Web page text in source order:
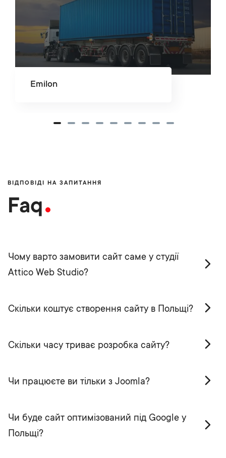
Emilon
Faq
ВІДПОВІДІ НА ЗАПИТАННЯ
Чому варто замовити сайт саме у студії
Attico Web Studio?
Скільки коштує створення сайту в Польщі?
Скільки часу триває розробка сайту?
Чи працюєте ви тільки з Joomla?
Чи буде сайт оптимізований під Google у
Польщі?